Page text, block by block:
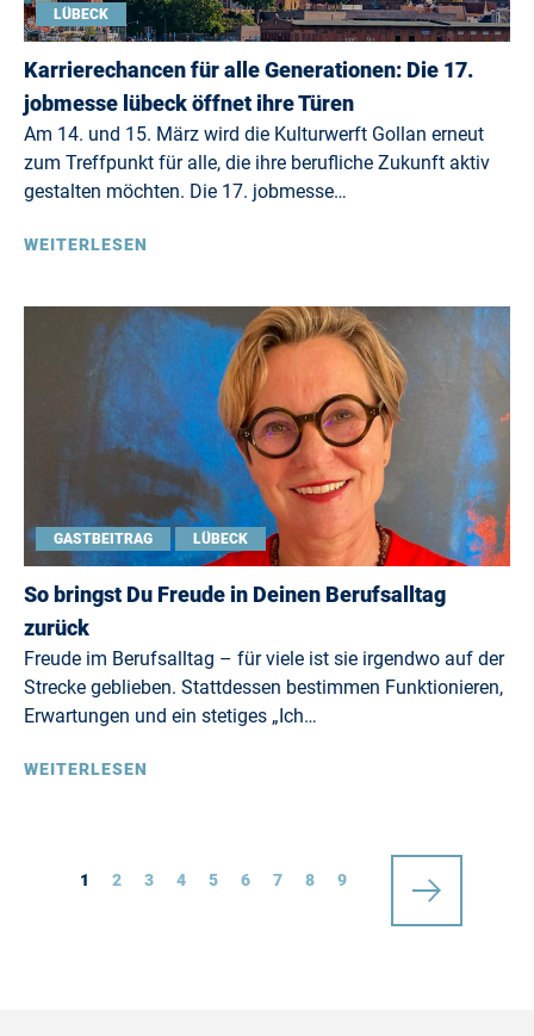
LÜBECK
Karrierechancen für alle Generationen: Die 17.
jobmesse lübeck öffnet ihre Türen
Am 14. und 15. März wird die Kulturwerft Gollan erneut
zum Treffpunkt für alle, die ihre berufliche Zukunft aktiv
gestalten möchten. Die 17. jobmesse…
WEITERLESEN
GASTBEITRAG LÜBECK
So bringst Du Freude in Deinen Berufsalltag
zurück
Freude im Berufsalltag – für viele ist sie irgendwo auf der
Strecke geblieben. Stattdessen bestimmen Funktionieren,
Erwartungen und ein stetiges „Ich…
WEITERLESEN
1 2 3 4 5 6 7 8 9